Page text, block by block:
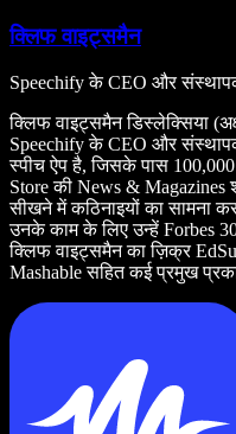
क्लिफ वाइट्समैन
Speechify के CEO और
क्लिफ वाइट्समैन डिस्लेक्सिया
Speechify के CEO और
स्पीच ऐप है, जिसके पास
Store की News & Magazines
सीखने में कठिनाइयों का सामना
उनके काम के लिए उन्हें Forbes
क्लिफ वाइट्समैन का ज़िक्र
Mashable सहित कई प्रमुख